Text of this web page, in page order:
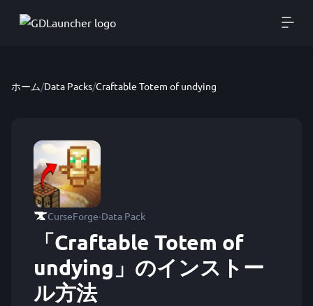
ホーム/Data Packs/Craftable Totem of undying
CurseForge·Data Pack
「Craftable Totem of
undying」のインストー
ル方法